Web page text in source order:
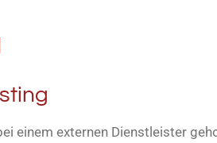
einem externen Dienstleister